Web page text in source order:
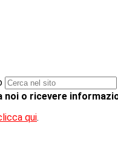
noi o ricevere
qui.